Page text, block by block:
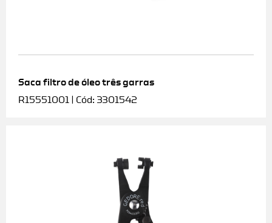
Saca filtro de óleo três garras
R15551001 | Cód: 3301542